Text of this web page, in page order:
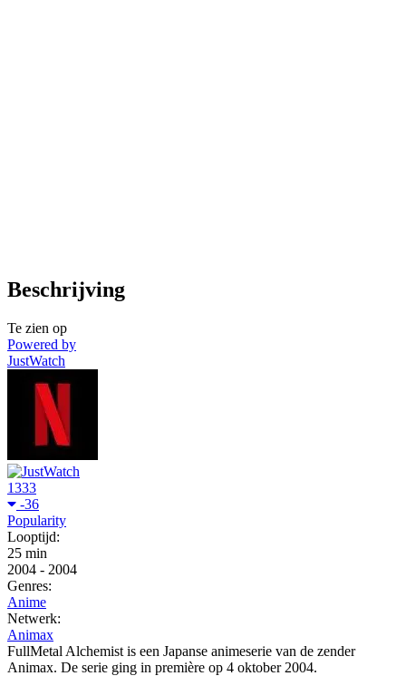
Beschrijving
Te zien op
Powered by
JustWatch
1333
-36
Popularity
Looptijd:
25 min
2004 - 2004
Genres:
Anime
Netwerk:
Animax
FullMetal Alchemist is een Japanse animeserie van de zender
Animax. De serie ging in première op 4 oktober 2004.